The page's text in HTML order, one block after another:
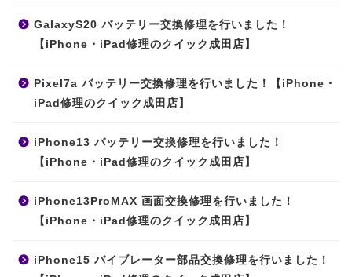
GalaxyS20 バッテリー交換修理を行いました！
【iPhone・iPad修理のクイック成田店】
Pixel7a バッテリー交換修理を行いました！【iPhone・
iPad修理のクイック成田店】
iPhone13 バッテリー交換修理を行いました！
【iPhone・iPad修理のクイック成田店】
iPhone13ProMAX 画面交換修理を行いました！
【iPhone・iPad修理のクイック成田店】
iPhone15 バイブレーター部品交換修理を行いました！